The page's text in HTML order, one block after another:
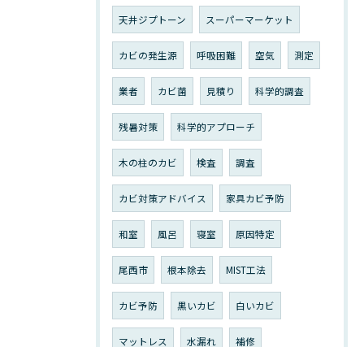
天井ジプトーン スーパーマーケット
カビの発生源 呼吸困難 空気 測定
業者 カビ菌 見積り 科学的調査
残暑対策 科学的アプローチ
木の柱のカビ 検査 調査
カビ対策アドバイス 家具カビ予防
和室 風呂 寝室 原因特定
尾西市 根本除去 MIST工法
カビ予防 黒いカビ 白いカビ
マットレス 水漏れ 補修